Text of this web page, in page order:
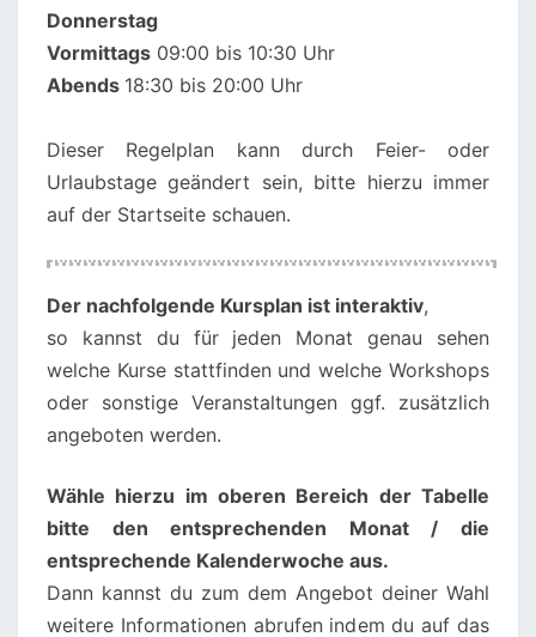
Donnerstag
Vormittags 09:00 bis 10:30 Uhr
Abends 18:30 bis 20:00 Uhr
Dieser Regelplan kann durch Feier- oder
Urlaubstage geändert sein, bitte hierzu immer
auf der Startseite schauen.
Der nachfolgende Kursplan ist interaktiv,
so kannst du für jeden Monat genau sehen
welche Kurse stattfinden und welche Workshops
oder sonstige Veranstaltungen ggf. zusätzlich
angeboten werden.
Wähle hierzu im oberen Bereich der Tabelle
bitte den entsprechenden Monat / die
entsprechende Kalenderwoche aus.
Dann kannst du zum dem Angebot deiner Wahl
weitere Informationen abrufen indem du auf das